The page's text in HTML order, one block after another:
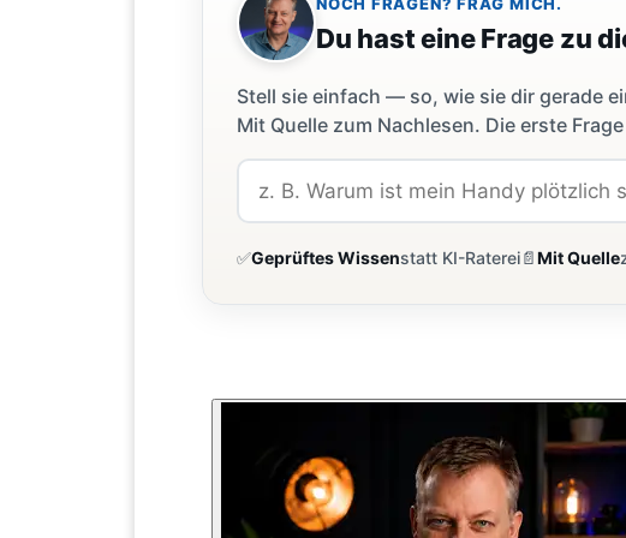
NOCH FRAGEN? FRAG MICH.
Du hast eine Frage zu
Stell sie einfach — so, wie sie dir gerade
Mit Quelle zum Nachlesen. Die erste
✅Geprüftes Wissenstatt KI-Raterei📄Mit Quelle